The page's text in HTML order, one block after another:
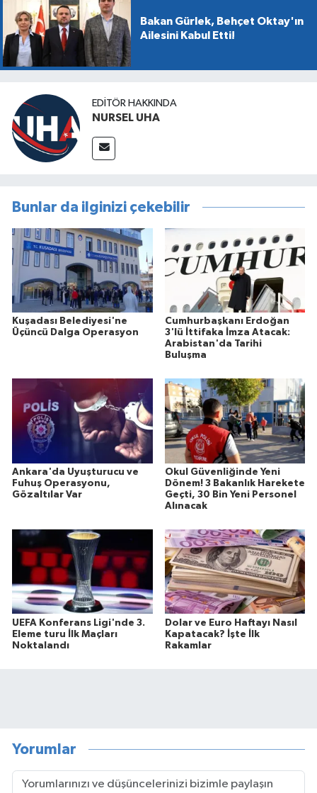
Bakan Gürlek, Behçet Oktay'ın
Ailesini Kabul Etti!
EDITÖR HAKKINDA
NURSEL UHA
Bunlar da ilginizi çekebilir
Kuşadası Belediyesi'ne
Üçüncü Dalga Operasyon
Cumhurbaşkanı Erdoğan
3'lü İttifaka İmza Atacak:
Arabistan'da Tarihi
Buluşma
Ankara'da Uyuşturucu ve
Fuhuş Operasyonu,
Gözaltılar Var
Okul Güvenliğinde Yeni
Dönem! 3 Bakanlık Harekete
Geçti, 30 Bin Yeni Personel
Alınacak
UEFA Konferans Ligi'nde 3.
Eleme turu İlk Maçları
Noktalandı
Dolar ve Euro Haftayı Nasıl
Kapatacak? İşte İlk
Rakamlar
Yorumlar